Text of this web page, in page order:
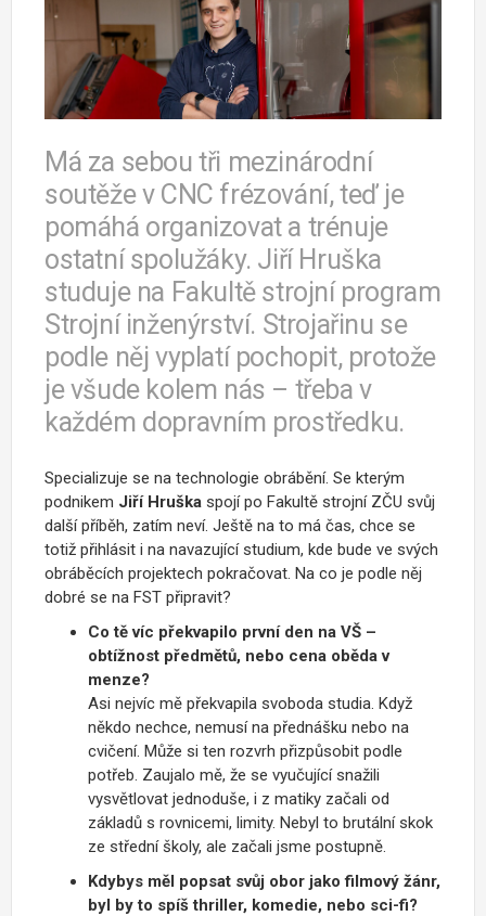
Má za sebou tři mezinárodní
soutěže v CNC frézování, teď je
pomáhá organizovat a trénuje
ostatní spolužáky. Jiří Hruška
studuje na Fakultě strojní program
Strojní inženýrství. Strojařinu se
podle něj vyplatí pochopit, protože
je všude kolem nás – třeba v
každém dopravním prostředku.
Specializuje se na technologie obrábění. Se kterým
podnikem Jiří Hruška spojí po Fakultě strojní ZČU svůj
další příběh, zatím neví. Ještě na to má čas, chce se
totiž přihlásit i na navazující studium, kde bude ve svých
obráběcích projektech pokračovat. Na co je podle něj
dobré se na FST připravit?
Co tě víc překvapilo první den na VŠ –
obtížnost předmětů, nebo cena oběda v
menze?
Asi nejvíc mě překvapila svoboda studia. Když
někdo nechce, nemusí na přednášku nebo na
cvičení. Může si ten rozvrh přizpůsobit podle
potřeb. Zaujalo mě, že se vyučující snažili
vysvětlovat jednoduše, i z matiky začali od
základů s rovnicemi, limity. Nebyl to brutální skok
ze střední školy, ale začali jsme postupně.
Kdybys měl popsat svůj obor jako filmový žánr,
byl by to spíš thriller, komedie, nebo sci-fi?